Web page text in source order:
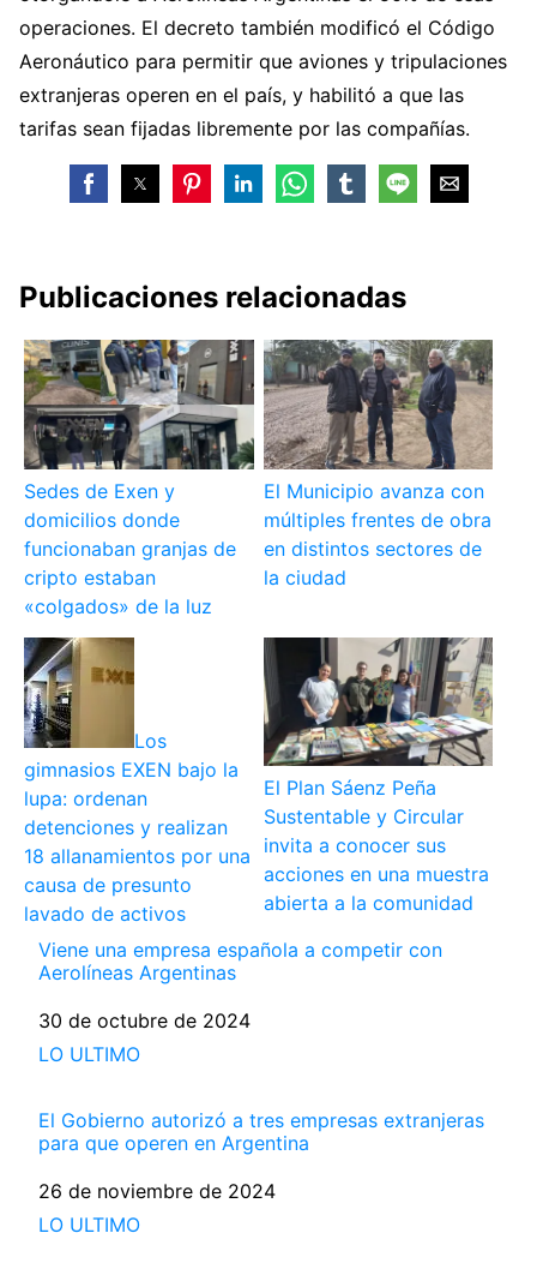
operaciones. El decreto también modificó el Código
Aeronáutico para permitir que aviones y tripulaciones
extranjeras operen en el país, y habilitó a que las
tarifas sean fijadas libremente por las compañías.
Publicaciones relacionadas
Sedes de Exen y
domicilios donde
funcionaban granjas de
cripto estaban
«colgados» de la luz
El Municipio avanza con
múltiples frentes de obra
en distintos sectores de
la ciudad
Los
gimnasios EXEN bajo la
lupa: ordenan
detenciones y realizan
18 allanamientos por una
causa de presunto
lavado de activos
El Plan Sáenz Peña
Sustentable y Circular
invita a conocer sus
acciones en una muestra
abierta a la comunidad
Viene una empresa española a competir con
Aerolíneas Argentinas
Fecha
30 de octubre de 2024
Respecto a
LO ULTIMO
El Gobierno autorizó a tres empresas extranjeras
para que operen en Argentina
Fecha
26 de noviembre de 2024
Respecto a
LO ULTIMO